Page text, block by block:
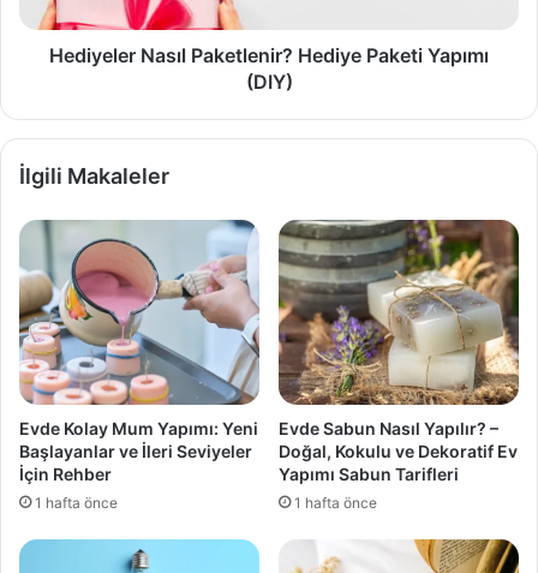
Hediyeler Nasıl Paketlenir? Hediye Paketi Yapımı
(DIY)
İlgili Makaleler
Evde Kolay Mum Yapımı: Yeni
Başlayanlar ve İleri Seviyeler
İçin Rehber
1 hafta önce
Evde Sabun Nasıl Yapılır? –
Doğal, Kokulu ve Dekoratif Ev
Yapımı Sabun Tarifleri
1 hafta önce